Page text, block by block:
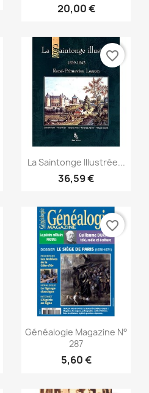
20,00 €
Vista rápida
La Saintonge Illustrée...
36,59 €
favorite_border
Vista rápida
Généalogie Magazine N°
287
5,60 €
favorite_border